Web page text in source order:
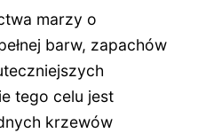
marzy o
barw, zapachów
tego celu jest
krzewów